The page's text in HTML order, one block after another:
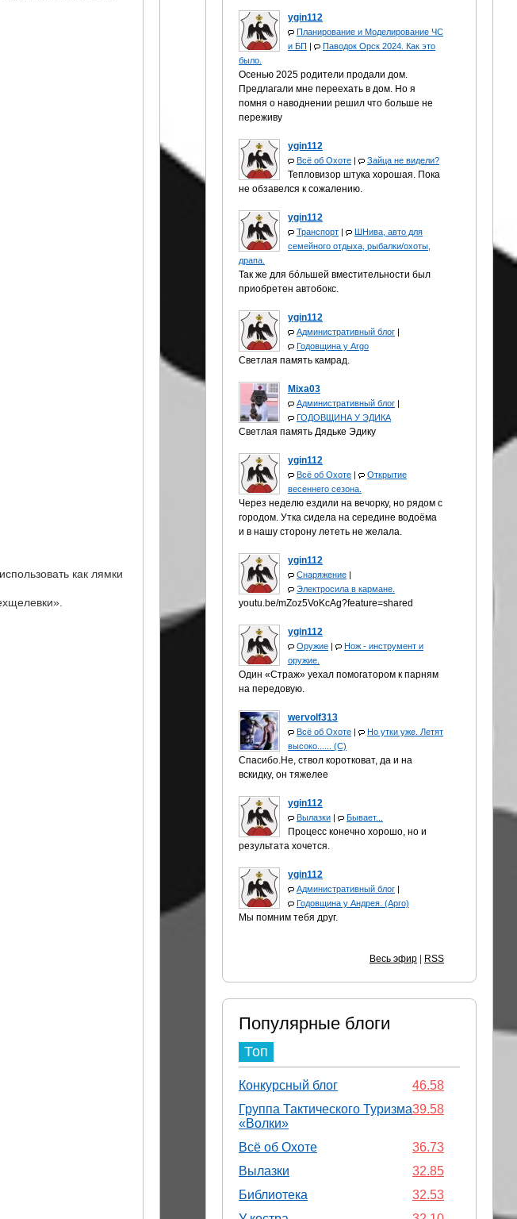
ygin112
Планирование и Моделирование ЧС
и БП |
Паводок Орск 2024. Как это
было.
Осенью 2025 родители продали дом.
Предлагали мне переехать в дом. Но я
помня о наводнении решил что больше не
переживу
ygin112
Всё об Охоте | Зайца не видели?
Тепловизор штука хорошая. Пока
не обзавелся к сожалению.
ygin112
Транспорт |
ШНива, авто для
семейного отдыха, рыбалки/охоты,
драпа.
Так же для бóльшей вместительности был
приобретен автобокс.
ygin112
Административный блог |
Годовщина у Аrgo
Светлая память камрад.
Mixa03
Административный блог |
ГОДОВЩИНА У ЭДИКА
Светлая память Дядьке Эдику
ygin112
Всё об Охоте |
Открытие
весеннего сезона.
Через неделю ездили на вечорку, но рядом с
городом. Утка сидела на середине водоёма
и в нашу сторону лететь не желала.
ygin112
Снаряжение |
Электросила в кармане.
youtu.be/mZoz5VoKcAg?feature=shared
ygin112
Оружие |
Нож - инструмент и
оружие.
Один «Страж» уехал помогатором к парням
на передовую.
wervolf313
Всё об Охоте |
Но утки уже. Летят
высоко...... (С)
Спасибо.Не, ствол коротковат, да и на
вскидку, он тяжелее
ygin112
Вылазки | Бывает...
Процесс конечно хорошо, но и
результата хочется.
ygin112
Административный блог |
Годовщина у Андрея. (Арго)
Мы помним тебя друг.
Весь эфир RSS
Популярные блоги
Топ
46.58
Конкурсный блог
39.58
Группа Тактического Туризма
«Волки»
36.73
Всё об Охоте
32.85
Вылазки
32.53
Библиотека
как лямки